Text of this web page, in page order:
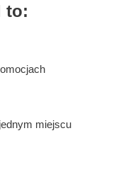
to:
miejscu